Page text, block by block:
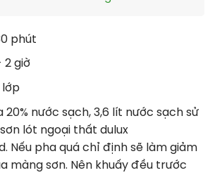
phút
2 giờ
lớp
20% nước sạch, 3,6 lít nước sạch sử
lót ngoại thất dulux
Nếu pha quá chỉ định sẽ làm giảm
màng sơn. Nên khuấy đều trước